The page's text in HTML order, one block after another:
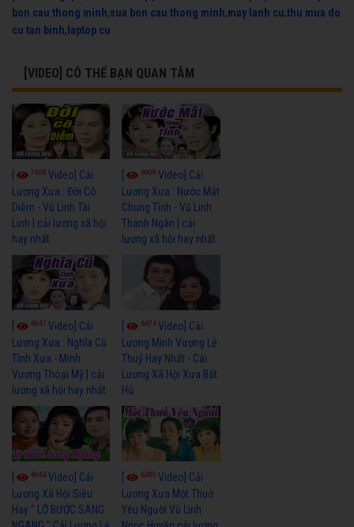
bon cau thong minh,sua bon cau thong minh,may lanh cu,thu mua do
cu tan binh, laptop cu
[VIDEO] CÓ THỂ BẠN QUAN TÂM
7658 Video] Cải
Lương Xưa : Đời Cô
Diễm - Vũ Linh Tài
Linh | cải lương xã hội
hay nhất
6908Video] Cải
Lương Xưa : Nước Mắt
Chung Tình - Vũ Linh
Thanh Ngân | cải
lương xã hội hay nhất
6047 Video] Cải
Lương Xưa : Nghĩa Cũ
Tình Xưa - Minh
Vương Thoại Mỹ | cải
lương xã hội hay nhất
6674Video] Cải
Lương Minh Vương Lệ
Thuỷ Hay Nhất - Cải
Lương Xã Hội Xưa Bất
Hủ
6964Video] Cải
Lương Xã Hội Siêu
Hay " LỠ BƯỚC SANG
6380Video] Cải
Lương Xưa Một Thuở
Yêu Người Vũ Linh